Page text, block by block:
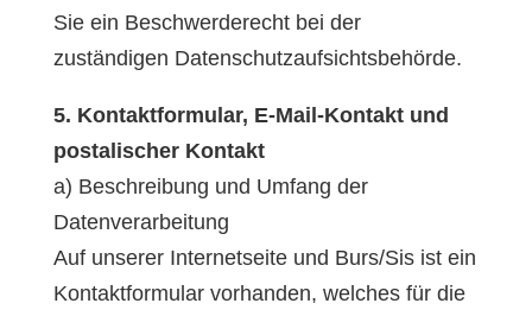
Sie ein Beschwerderecht bei der
zuständigen Datenschutzaufsichtsbehörde.
5. Kontaktformular, E-Mail-Kontakt und
postalischer Kontakt
a) Beschreibung und Umfang der
Datenverarbeitung
Auf unserer Internetseite und Burs/Sis ist ein
Kontaktformular vorhanden, welches für die